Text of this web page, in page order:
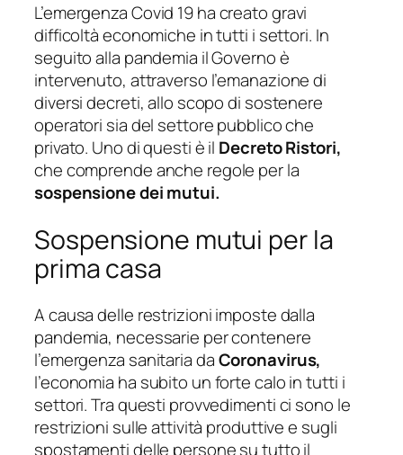
L’emergenza Covid 19 ha creato gravi
difficoltà economiche in tutti i settori. In
seguito alla pandemia il Governo è
intervenuto, attraverso l’emanazione di
diversi decreti, allo scopo di sostenere
operatori sia del settore pubblico che
privato. Uno di questi è il Decreto Ristori,
che comprende anche regole per la
sospensione dei mutui.
Sospensione mutui per la
prima casa
A causa delle restrizioni imposte dalla
pandemia, necessarie per contenere
l’emergenza sanitaria daCoronavirus,
l’economia ha subito un forte calo in tutti i
settori. Tra questi provvedimenti ci sono le
restrizioni sulle attività produttive e sugli
spostamenti delle persone su tutto il